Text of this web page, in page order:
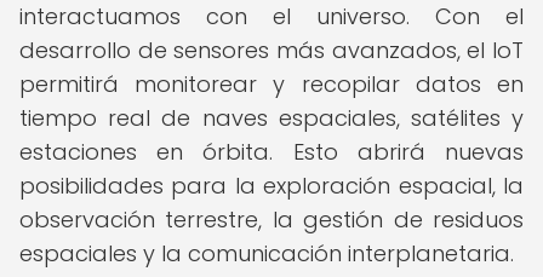
interactuamos con el universo. Con el
desarrollo de sensores más avanzados, el IoT
permitirá monitorear y recopilar datos en
tiempo real de naves espaciales, satélites y
estaciones en órbita. Esto abrirá nuevas
posibilidades para la exploración espacial, la
observación terrestre, la gestión de residuos
espaciales y la comunicación interplanetaria.